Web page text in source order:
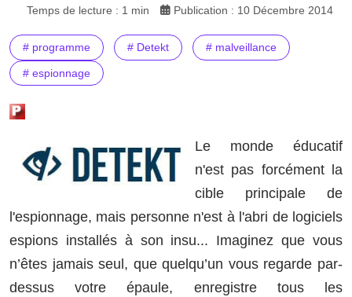
Temps de lecture : 1 min Publication : 10 Décembre 2014
# programme # Detekt # malveillance
# espionnage
Le monde éducatif
n'est pas forcément la
cible principale de
l'espionnage, mais personne n'est à l'abri de logiciels
espions installés à son insu... Imaginez que vous
n’êtes jamais seul, que quelqu’un vous regarde par-
dessus votre épaule, enregistre tous les